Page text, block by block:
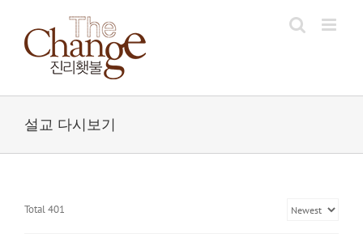
content
설교 다시보기
Total 401